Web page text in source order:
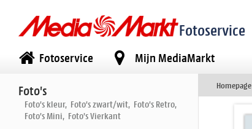
Fotoservice
Fotoservice Mijn MediaMarkt
Foto's
Foto's kleur, Foto's zwart/wit, Foto's Retro,
Foto's Mini, Foto's Vierkant
Homepage